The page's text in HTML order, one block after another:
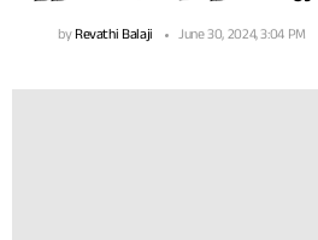
byRevathi Balaji June 30, 2024, 3:04 PM